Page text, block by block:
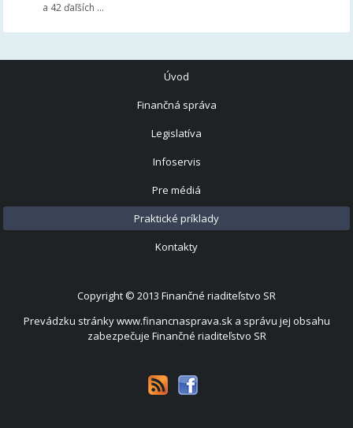
a 42 ďaľších ...
Úvod
Finančná správa
Legislatíva
Infoservis
Pre médiá
Praktické príklady
Kontakty
Copyright © 2013 Finančné riaditeľstvo SR
Prevádzku stránky www.financnasprava.sk a správu jej obsahu
zabezpečuje Finančné riaditeľstvo SR